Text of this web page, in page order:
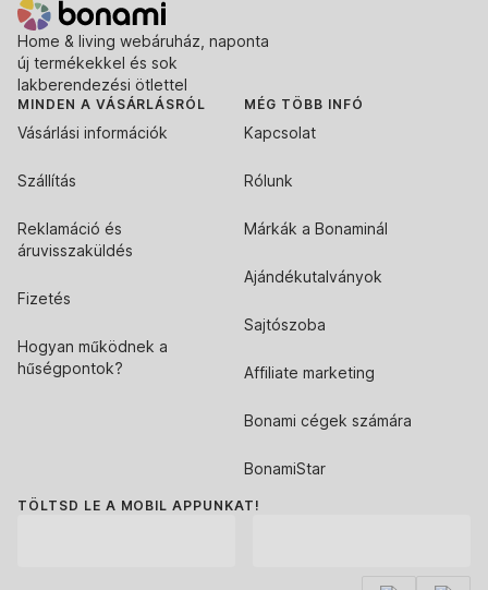
Home & living webáruház, naponta
új termékekkel és sok
lakberendezési ötlettel
MINDEN A VÁSÁRLÁSRÓL
Vásárlási információk
Szállítás
Reklamáció és
áruvisszaküldés
Fizetés
Hogyan működnek a
hűségpontok?
MÉG TÖBB INFÓ
Kapcsolat
Rólunk
Márkák a Bonaminál
Ajándékutalványok
Sajtószoba
Affiliate marketing
Bonami cégek számára
BonamiStar
TÖLTSD LE A MOBIL APPUNKAT!